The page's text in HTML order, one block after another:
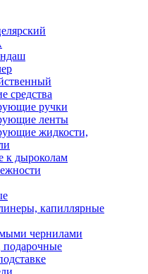
средства
ручки
ленты
жидкости,
к дыроколам
капиллярные
чернилами
подарочные